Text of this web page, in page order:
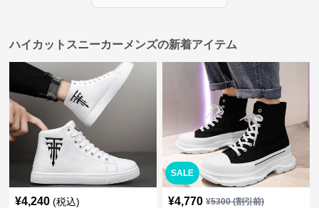
ハイカットスニーカーメンズの新着アイテム
¥4,240 (税込)
SALE
¥4,770 ¥5300(割引前)